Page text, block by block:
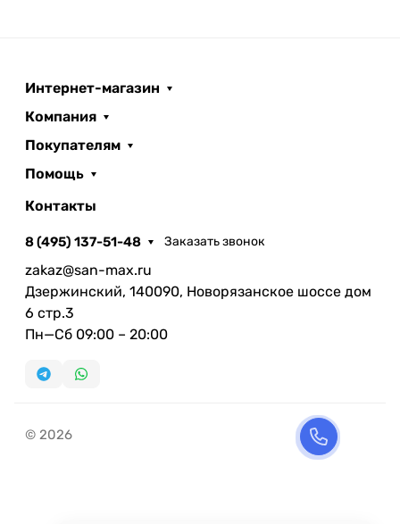
Интернет-магазин
Компания
Покупателям
Помощь
Контакты
8 (495) 137-51-48 Заказать звонок
zakaz@san-max.ru
Дзержинский, 140090, Новорязанское шоссе дом
6 стр.3
Пн—Сб 09:00 – 20:00
© 2026